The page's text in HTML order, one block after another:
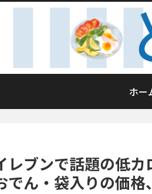
ホー
レブンで話題の低
でん・袋入りの価